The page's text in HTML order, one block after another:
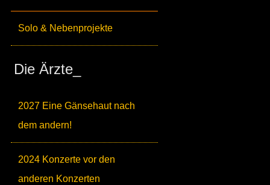
Solo & Nebenprojekte
Die Ärzte_
2027 Eine Gänsehaut nach
dem andern!
2024 Konzerte vor den
anderen Konzerten